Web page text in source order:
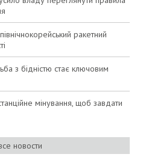
ракетний
з бідністю стає ключовим
мінування, щоб завдати
новости